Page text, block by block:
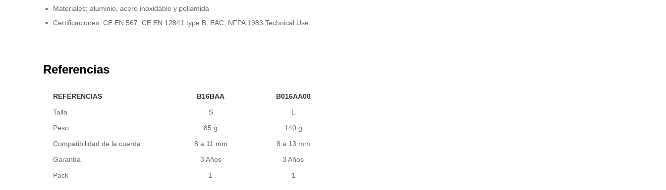
Materiales: aluminio, acero inoxidable y poliamida
Certificaciones: CE EN 567, CE EN 12841 type B, EAC, NFPA 1983 Technical Use
Referencias
REFERENCIAS B16BAA
B016AA00
Talla
S
L
Peso
85 g
140 g
Compatibilidad de la cuerda
8 a 11 mm
8 a 13 mm
Garantía
3 Años
3 Años
Pack
1 1